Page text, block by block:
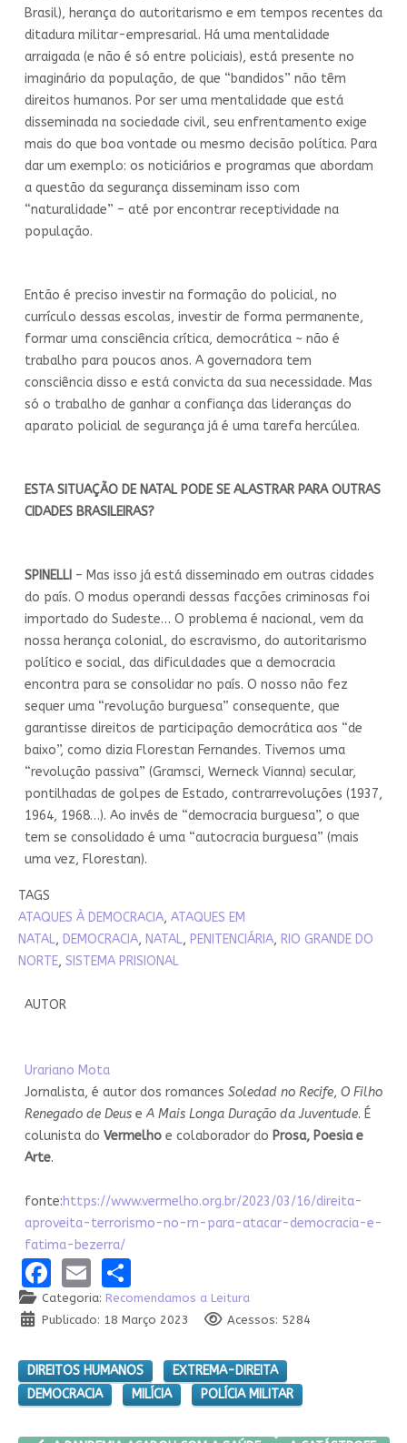
Brasil), herança do autoritarismo e em tempos recentes da
ditadura militar-empresarial. Há uma mentalidade
arraigada (e não é só entre policiais), está presente no
imaginário da população, de que “bandidos” não têm
direitos humanos. Por ser uma mentalidade que está
disseminada na sociedade civil, seu enfrentamento exige
mais do que boa vontade ou mesmo decisão política. Para
dar um exemplo: os noticiários e programas que abordam
a questão da segurança disseminam isso com
“naturalidade” – até por encontrar receptividade na
população.
Então é preciso investir na formação do policial, no
currículo dessas escolas, investir de forma permanente,
formar uma consciência crítica, democrática ~ não é
trabalho para poucos anos. A governadora tem
consciência disso e está convicta da sua necessidade. Mas
só o trabalho de ganhar a confiança das lideranças do
aparato policial de segurança já é uma tarefa hercúlea.
ESTA SITUAÇÃO DE NATAL PODE SE ALASTRAR PARA OUTRAS
CIDADES BRASILEIRAS?
SPINELLI – Mas isso já está disseminado em outras cidades
do país. O modus operandi dessas facções criminosas foi
importado do Sudeste… O problema é nacional, vem da
nossa herança colonial, do escravismo, do autoritarismo
político e social, das dificuldades que a democracia
encontra para se consolidar no país. O nosso não fez
sequer uma “revolução burguesa” consequente, que
garantisse direitos de participação democrática aos “de
baixo”, como dizia Florestan Fernandes. Tivemos uma
“revolução passiva” (Gramsci, Werneck Vianna) secular,
pontilhadas de golpes de Estado, contrarrevoluções (1937,
1964, 1968…). Ao invés de “democracia burguesa”, o que
tem se consolidado é uma “autocracia burguesa” (mais
uma vez, Florestan).
TAGS
ATAQUES À DEMOCRACIA, ATAQUES EM
NATAL, DEMOCRACIA, NATAL, PENITENCIÁRIA, RIO GRANDE DO
NORTE, SISTEMA PRISIONAL
AUTOR
Urariano Mota
Jornalista, é autor dos romances Soledad no Recife, O Filho
Renegado de Deus eA Mais Longa Duração da Juventude. É
colunista do Vermelho e colaborador do Prosa, Poesia e
Arte.
fonte:https://www.vermelho.org.br/2023/03/16/direita-
aproveita-terrorismo-no-rn-para-atacar-democracia-e-
fatima-bezerra/
Facebook
EmailShare
Categoria: Recomendamos a Leitura
Publicado: 18 Março 2023
Acessos: 5284
DIREITOS HUMANOS
EXTREMA-DIREITA
DEMOCRACIA
MILÍCIA POLÍCIA MILITAR